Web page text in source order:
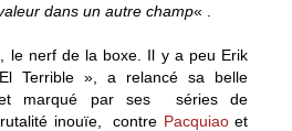
dans un autre champ« .
le nerf de la boxe. Il y a peu Erik
Terrible », a relancé sa belle
et marqué par ses séries de
inouïe, contre Pacquiao et